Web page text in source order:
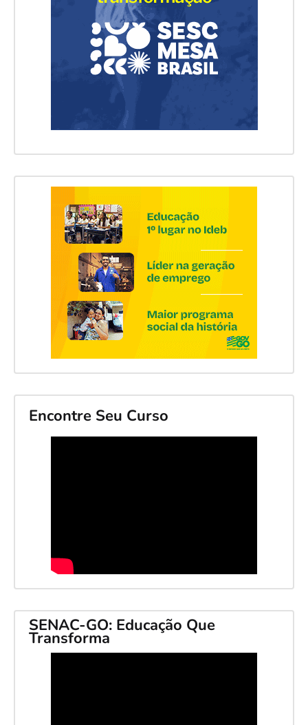
Encontre Seu Curso
SENAC-GO: Educação Que
Transforma